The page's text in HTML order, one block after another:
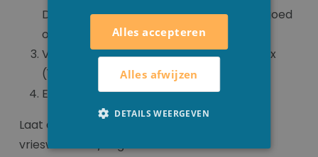
Dit zorgt ervoor dat het leidingsysteem goed
ontsmet
Voeg Clarifyer (500ml / 10m³) en Calcinex
(125ml / 10m³) toe
Eind januari deze behandeling herhalen
Laat de circulatiepomp 6u/dag draaien en bij
vriesweer 24u/dag.
Alles accepteren
Alles afwijzen
DETAILS WEERGEVEN